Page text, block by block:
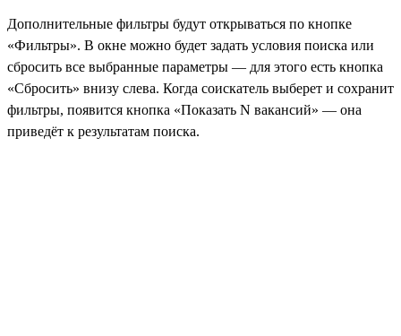
Дополнительные фильтры будут открываться по кнопке
«Фильтры». В окне можно будет задать условия поиска или
сбросить все выбранные параметры — для этого есть кнопка
«Сбросить» внизу слева. Когда соискатель выберет и сохранит
фильтры, появится кнопка «Показать N вакансий» — она
приведёт к результатам поиска.